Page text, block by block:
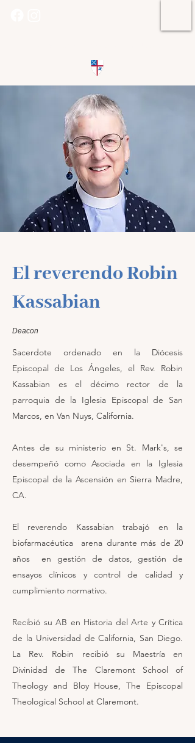
El reverendo Robin
Kassabian
Deacon
Sacerdote ordenado en la Diócesis
Episcopal de Los Ángeles, el Rev. Robin
Kassabian es el décimo rector de la
parroquia de la Iglesia Episcopal de San
Marcos, en Van Nuys, California.
Antes de su ministerio en St. Mark's, se
desempeñó como Asociada en la Iglesia
Episcopal de la Ascensión en Sierra Madre,
CA.
El reverendo Kassabian trabajó en la
biofarmacéutica arena durante más de 20
años en gestión de datos, gestión de
ensayos clínicos y control de calidad y
cumplimiento normativo.
Recibió su AB en Historia del Arte y Crítica
de la Universidad de California, San Diego.
La Rev. Robin recibió su Maestría en
Divinidad de The Claremont School of
Theology and Bloy House, The Episcopal
Theological School at Claremont.